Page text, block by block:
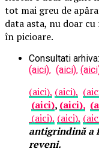
tot mai greu de
data asta, nu doar
în picioare.
Consultati arhiva:
(aici), (aici),
(aici), (aici),
(aici), (aici),
(aici), (aici),
antigrindină a
reveni.